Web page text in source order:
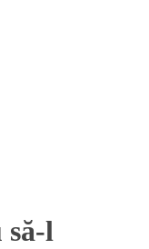
să-l